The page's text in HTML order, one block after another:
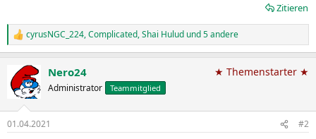
Zitieren
R
e
k
t
i
e
cyrusNGC_224,Complicated,Shai Hulud und 5 andere
Nero24
Administrator Teammitglied
★ Themenstarter ★
01.04.2021 #2